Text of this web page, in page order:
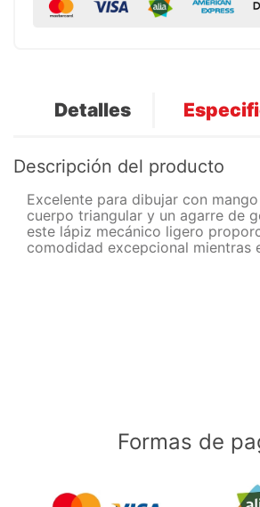
Detalles
Descripción del producto
Excelente para dibujar con
cuerpo triangular y un agarre de
este lápiz mecánico ligero
comodidad excepcional mientras
Formas de